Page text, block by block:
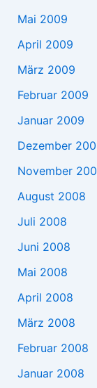
Mai 2009
April 2009
März 2009
Februar 2009
Januar 2009
Dezember
November
August 2008
Juli 2008
Juni 2008
Mai 2008
April 2008
März 2008
Februar 2008
Januar 2008